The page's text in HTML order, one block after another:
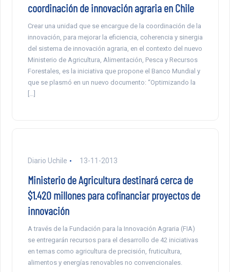
coordinación de innovación agraria en Chile
Crear una unidad que se encargue de la coordinación de la
innovación, para mejorar la eficiencia, coherencia y sinergia
del sistema de innovación agraria, en el contexto del nuevo
Ministerio de Agricultura, Alimentación, Pesca y Recursos
Forestales, es la iniciativa que propone el Banco Mundial y
que se plasmó en un nuevo documento: “Optimizando la
[…]
Diario Uchile 13-11-2013
Ministerio de Agricultura destinará cerca de
$1.420 millones para cofinanciar proyectos de
innovación
A través de la Fundación para la Innovación Agraria (FIA)
se entregarán recursos para el desarrollo de 42 iniciativas
en temas como agricultura de precisión, fruticultura,
alimentos y energías renovables no convencionales.